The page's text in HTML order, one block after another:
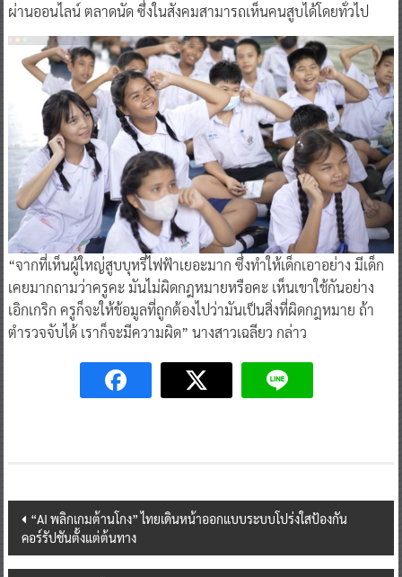
ผ่านออนไลน์ ตลาดนัด ซึ่งในสังคมสามารถเห็นคนสูบได้โดยทั่วไป
“จากที่เห็นผู้ใหญ่สูบบุหรี่ไฟฟ้าเยอะมาก ซึ่งทำให้เด็กเอาอย่าง มีเด็ก
เคยมากถามว่าครูคะ มันไม่ผิดกฎหมายหรือคะ เห็นเขาใช้กันอย่าง
เอิกเกริก ครูก็จะให้ข้อมูลที่ถูกต้องไปว่ามันเป็นสิ่งที่ผิดกฎหมาย ถ้า
ตำรวจจับได้ เราก็จะมีความผิด” นางสาวเฉลียว กล่าว
Post
navigation
“AI พลิกเกมต้านโกง” ไทยเดินหน้าออกแบบระบบโปร่งใสป้องกัน
คอร์รัปชันตั้งแต่ต้นทาง